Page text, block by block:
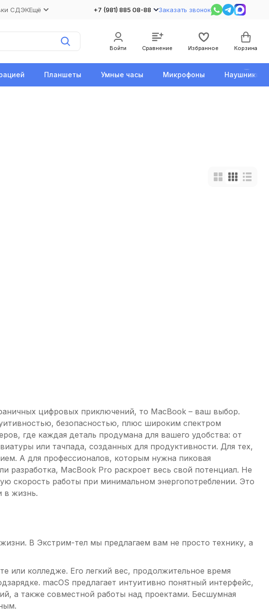
СДЭКЕщё +7 (981) 885 08-88 Заказать звонок
Войти Сравнение Избранное Корзина
Планшеты Умные часы Микрофоны Наушники
цифровых приключений, то MacBook – ваш выбор.
безопасностью, плюс широким спектром
где каждая деталь продумана для вашего удобства: от
или тачпада, созданных для продуктивности. Для тех,
А для профессионалов, которым нужна пиковая
разработка, MacBook Pro раскроет весь свой потенциал. Не
скорость работы при минимальном энергопотреблении. Это
в жизнь.
В Экстрим-тел мы предлагаем вам не просто технику, а
или колледже. Его легкий вес, продолжительное время
macOS предлагает интуитивно понятный интерфейс,
а также совместной работы над проектами. Бесшумная